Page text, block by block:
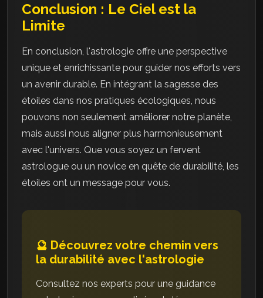
Conclusion : Le Ciel est la
Limite
En conclusion, l'astrologie offre une perspective
unique et enrichissante pour guider nos efforts vers
un avenir durable. En intégrant la sagesse des
étoiles dans nos pratiques écologiques, nous
pouvons non seulement améliorer notre planète,
mais aussi nous aligner plus harmonieusement
avec l'univers. Que vous soyez un fervent
astrologue ou un novice en quête de durabilité, les
étoiles ont un message pour vous.
🔮 Découvrez votre chemin vers
la durabilité avec l'astrologie
Consultez nos experts pour une guidance